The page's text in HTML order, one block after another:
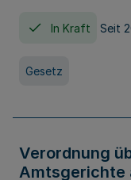
In Kraft Seit
Gesetz
Verordnung
Amtsgerichte